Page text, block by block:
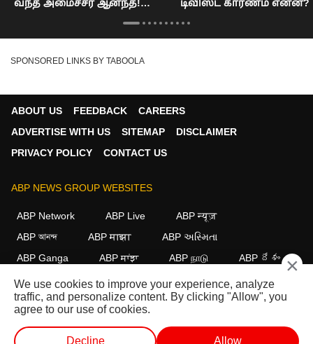
வந்த அமைச்சர் ஆனந்த்!
டிவிஸ்ட் காரணம் என்ன?
SPONSORED LINKS BY TABOOLA
ABOUT US FEEDBACK
CAREERS
ADVERTISE WITH US
SITEMAP
DISCLAIMER
PRIVACY POLICY
CONTACT US
ABP NEWS GROUP WEBSITES
ABP Network ABP Live
ABP न्यूज़
ABP আনন্দ
ABP माझा
ABP અસ્મિતા
ABP Ganga
ABP ਸਾਂਝਾ ABP நாடு ABP దేశం
FOLLOW US
This website follows the DNPA Code of Ethics. Copyright@2026.
×
We use cookies to improve your experience, analyze
traffic, and personalize content. By clicking "Allow", you
agree to our use of cookies.
Decline Allow